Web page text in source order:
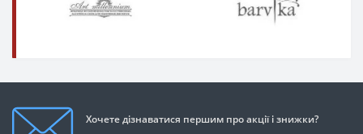
Хочете дізнаватися першим про акції і знижки?